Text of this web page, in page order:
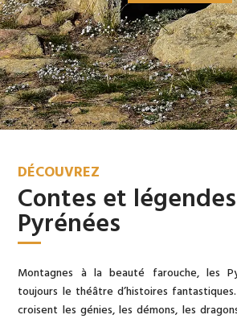
DÉCOUVREZ
Contes et
Pyrénées
Montagnes à la beauté farouche, les
toujours le théâtre d’histoires
croisent les génies, les démons, les